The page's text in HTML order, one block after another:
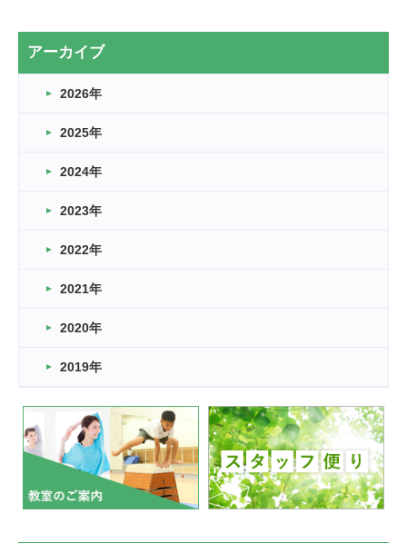
2026.03.20
なぎなた
2026.03.16
車いすバスケとRくんのお話
2026.03.14
卒業・卒園の季節★
2026.03.11
緑ケ丘体育館
2022.11.03
緑ケ丘体育館
いたっぼーる大会☆彡
緑ケ丘体育館
2022.07.03
市内総合体育大会が開始
緑ケ丘体育館 猪名川運動広場
古池運動広場
アーカイブ
2026年
2025年
2024年
2023年
2022年
2021年
2020年
2019年